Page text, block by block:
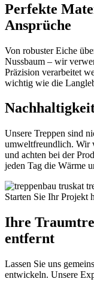
Perfekte
Ansprüche
Von robuster Eiche
Nussbaum – wir
Präzision verarbeitet
wichtig wie die
Unsere Treppen sind
umweltfreundlich. Wir
und achten bei der
jeden Tag die Wärme
Starten Sie Ihr Projekt
Ihre
entfernt
Lassen Sie uns
entwickeln. Unsere